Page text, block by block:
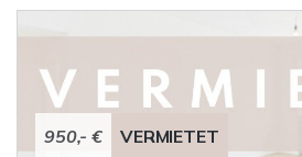
950,- € VERMIETET